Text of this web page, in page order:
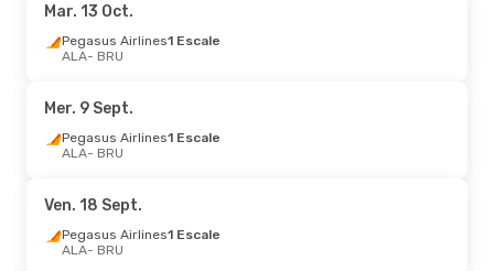
Mar. 13 Oct.
Pegasus Airlines1 Escale
ALA- BRU
Mer. 9 Sept.
Pegasus Airlines1 Escale
ALA- BRU
Ven. 18 Sept.
Pegasus Airlines1 Escale
ALA- BRU